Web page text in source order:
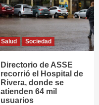
Salud Sociedad
Directorio de ASSE
recorrió el Hospital de
Rivera, donde se
atienden 64 mil
usuarios